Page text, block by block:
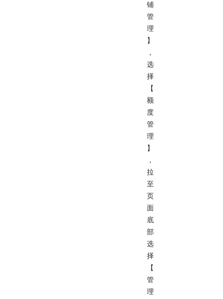
铺
管
理
】
，
选
择
【
额
度
管
理
】
，
拉
至
页
面
底
部
选
择
【
管
理